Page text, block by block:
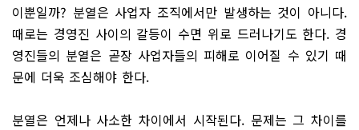
이뿐일까? 분열은 사업자 조직에서만 발생하는 것이 아니다.
때로는 경영진 사이의 갈등이 수면 위로 드러나기도 한다. 경
영진들의 분열은 곧장 사업자들의 피해로 이어질 수 있기 때
문에 더욱 조심해야 한다.
분열은 언제나 사소한 차이에서 시작된다. 문제는 그 차이를